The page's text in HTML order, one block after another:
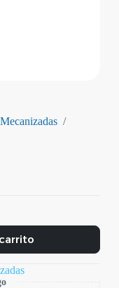
Mecanizadas /